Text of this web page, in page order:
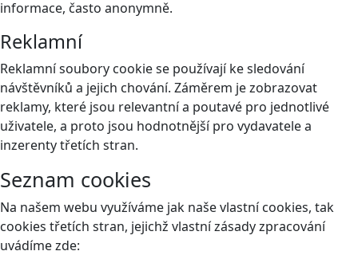
informace, často anonymně.
Reklamní
Reklamní soubory cookie se používají ke sledování
návštěvníků a jejich chování. Záměrem je zobrazovat
reklamy, které jsou relevantní a poutavé pro jednotlivé
uživatele, a proto jsou hodnotnější pro vydavatele a
inzerenty třetích stran.
Seznam cookies
Na našem webu využíváme jak naše vlastní cookies, tak
cookies třetích stran, jejichž vlastní zásady zpracování
uvádíme zde: